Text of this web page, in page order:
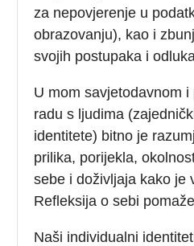
za nepovjerenje u
obrazovanju), kao i
svojih postupaka i
U mom savjetodavnom
radu s ljudima
identitete) bitno je
prilika, porijekla,
sebe i doživljaja kako je
Refleksija o sebi
Naši individualni